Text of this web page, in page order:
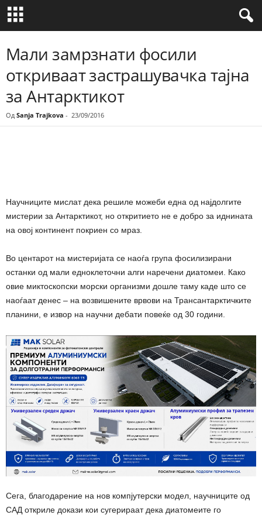
Мали замрзнати фосили
откриваат застрашувачка тајна
за Антарктикот
Од Sanja Trajkova - 23/09/2016
Научниците мислат дека решиле можеби една од најдолгите
мистерии за Антарктикот, но откритието не е добро за иднината
на овој континент покриен со мраз.
Во центарот на мистеријата се наоѓа група фосилизирани
останки од мали едноклеточни алги наречени диатомеи. Како
овие миктоскопски морски организми дошле таму каде што се
наоѓаат денес – на возвишените врвови на Трансантарктичките
планини, е извор на научни дебати повеќе од 30 години.
Сега, благодарение на нов компјутерски модел, научниците од
САД откриле докази кои сугерираат дека диатомеите го